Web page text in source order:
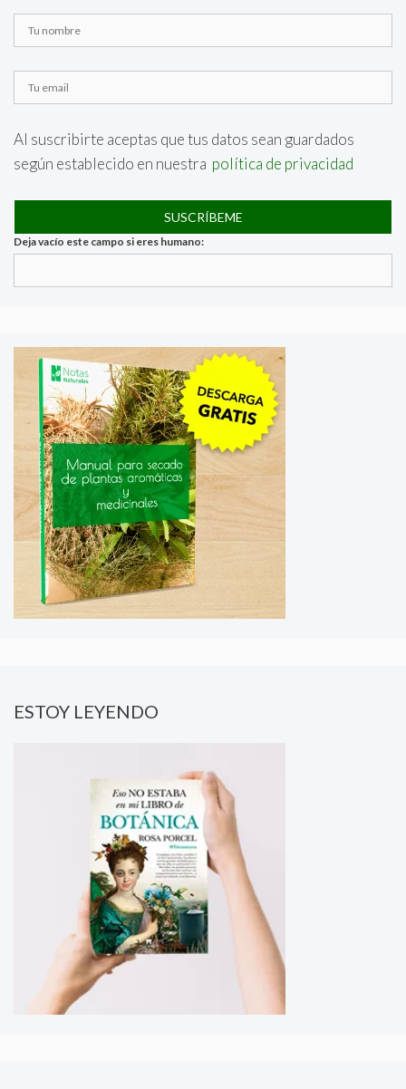
Al suscribirte aceptas que tus datos sean guardados
según establecido en nuestra política de privacidad
Deja vacío este campo si eres humano:
ESTOY LEYENDO